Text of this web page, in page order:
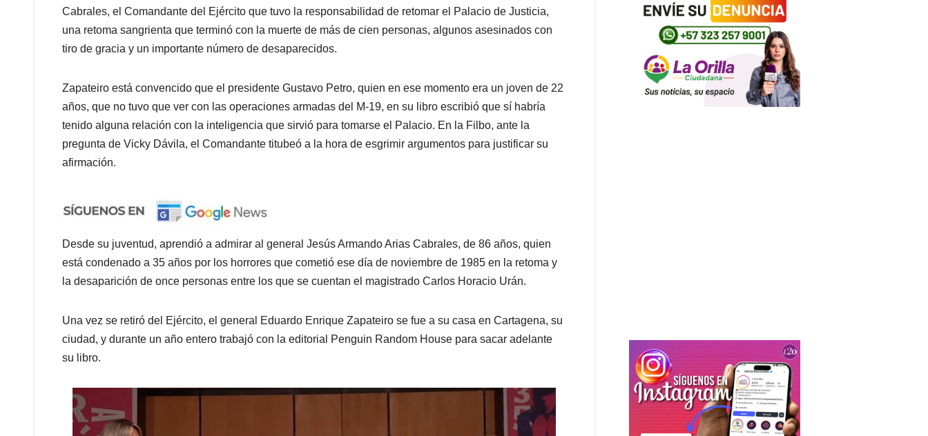
Cabrales, el Comandante del Ejército que tuvo la responsabilidad de retomar el Palacio de Justicia,
una retoma sangrienta que terminó con la muerte de más de cien personas, algunos asesinados con
tiro de gracia y un importante número de desaparecidos.
Zapateiro está convencido que el presidente Gustavo Petro, quien en ese momento era un joven de 22
años, que no tuvo que ver con las operaciones armadas del M-19, en su libro escribió que sí habría
tenido alguna relación con la inteligencia que sirvió para tomarse el Palacio. En la Filbo, ante la
pregunta de Vicky Dávila, el Comandante titubeó a la hora de esgrimir argumentos para justificar su
afirmación.
Desde su juventud, aprendió a admirar al general Jesús Armando Arias Cabrales, de 86 años, quien
está condenado a 35 años por los horrores que cometió ese día de noviembre de 1985 en la retoma y
la desaparición de once personas entre los que se cuentan el magistrado Carlos Horacio Urán.
Una vez se retiró del Ejército, el general Eduardo Enrique Zapateiro se fue a su casa en Cartagena, su
ciudad, y durante un año entero trabajó con la editorial Penguin Random House para sacar adelante
su libro.